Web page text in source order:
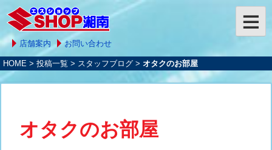
店舗案内 お問い合わせ
HOME > 投稿一覧 > スタッフブログ > オタクのお部屋
オタクのお部屋